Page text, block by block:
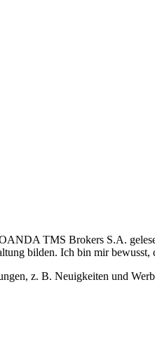
TMS Brokers S.A.
bilden. Ich bin mir bewusst,
z. B. Neuigkeiten und